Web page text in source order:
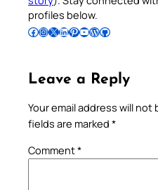
profiles below.
Follow Pradeep on Facebook Follow Pradeep on InstagramFollow Pradeep on X Follow Pradeep on LinkedIn Follow Pradeep on Pinterest Subscribe to Pradeep’s Youtube Channel Follow Pradeep on WordPress Follow Pradeep on GitHub
Leave a Reply
Your email address will not
fields are marked *
Comment*